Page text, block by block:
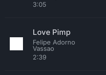
3:05
Love Pimp
Felipe Adorno
Vassao
2:39